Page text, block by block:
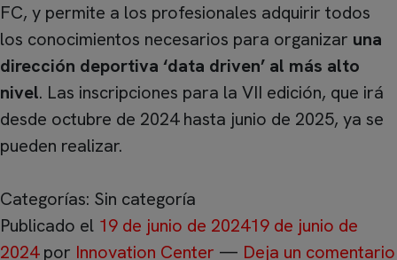
FC, y permite a los profesionales adquirir todos
los conocimientos necesarios para organizar una
dirección deportiva ‘data driven’ al más alto
nivel. Las inscripciones para la VII edición, que irá
desde octubre de 2024 hasta junio de 2025, ya se
pueden realizar.
Categorías: Sin categoría
Publicado el 19 de junio de 202419 de junio de
2024 por Innovation Center — Deja un comentario